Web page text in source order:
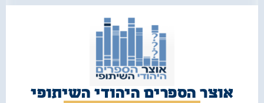
אוצר הספרים היהודי השיתופי